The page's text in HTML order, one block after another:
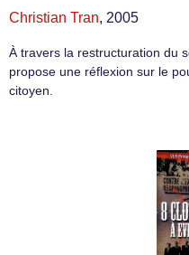
Christian Tran, 2005
À travers la restructuration du
propose une réflexion sur le
citoyen.